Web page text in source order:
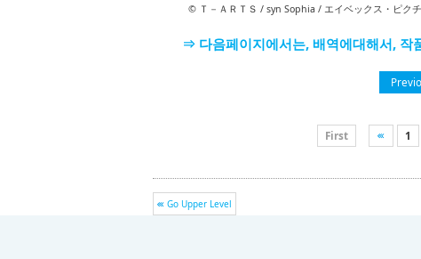
© Ｔ－ＡＲＴＳ / syn Sophia / エイベックス・ピク
⇒ 다음페이지에서는, 배역에대해서, 작
First 1
Go Upper Level